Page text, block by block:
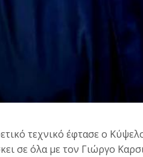
τεχνικό έφτασε ο
σε όλα με τον Γιώργο